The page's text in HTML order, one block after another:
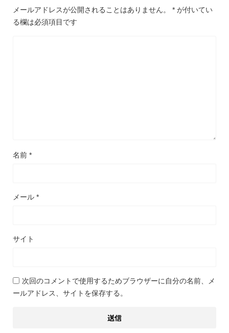
メールアドレスが公開されることはありません。 * が付いてい
る欄は必須項目です
名前 *
メール *
サイト
次回のコメントで使用するためブラウザーに自分の名前、メ
ールアドレス、サイトを保存する。